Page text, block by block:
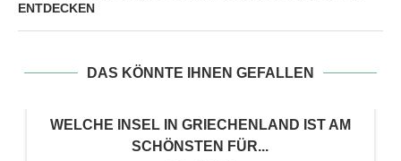
ENTDECKEN
DAS KÖNNTE IHNEN GEFALLEN
WELCHE INSEL IN GRIECHENLAND IST AM
SCHÖNSTEN FÜR...